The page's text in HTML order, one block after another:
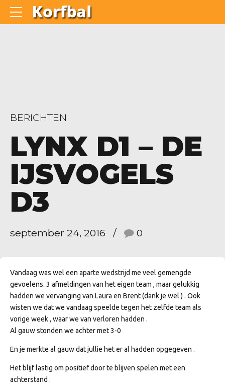
BERICHTEN
LYNX D1 – DE
IJSVOGELS
D3
september 24, 2016 0
Vandaag was wel een aparte wedstrijd me veel gemengde
gevoelens. 3 afmeldingen van het eigen team , maar gelukkig
hadden we vervanging van Laura en Brent (dank je wel ) . Ook
wisten we dat we vandaag speelde tegen het zelfde team als
vorige week , waar we van verloren hadden .
Al gauw stonden we achter met 3-0
En je merkte al gauw dat jullie het er al hadden opgegeven .
Het blijf lastig om positief door te blijven spelen met een
achterstand .